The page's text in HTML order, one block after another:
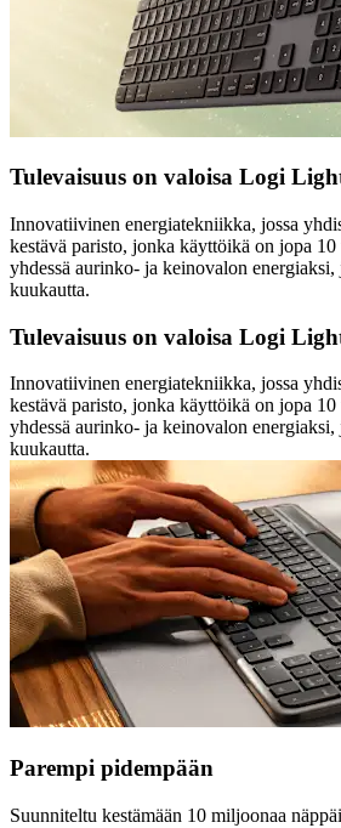
Tulevaisuus on valoisa Logi
Innovatiivinen energiatekniikka, jossa
kestävä paristo, jonka käyttöikä on jopa 10
yhdessä aurinko- ja keinovalon
kuukautta.
Tulevaisuus on valoisa Logi
Innovatiivinen energiatekniikka, jossa
kestävä paristo, jonka käyttöikä on jopa 10
yhdessä aurinko- ja keinovalon
kuukautta.
Parempi pidempään
Suunniteltu kestämään 10 miljoonaa